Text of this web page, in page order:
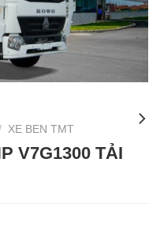
XE BEN TMT
V7G1300 TẢI